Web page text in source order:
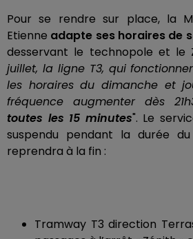
Pour se rendre sur place, la
Etienne adapte ses horaires de
desservant le technopole et le
juillet, la ligne T3, qui
les horaires du dimanche et
fréquence augmenter dès
toutes les 15 minutes". Le
suspendu pendant la durée
reprendra à la fin :
Tramway T3 direction